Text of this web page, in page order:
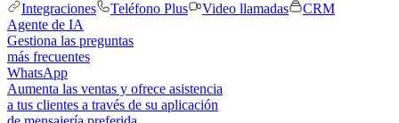
Integraciones
Teléfono Plus Video llamadas
CRM
Agente de IA
Gestiona las preguntas
más frecuentes
WhatsApp
Aumenta las ventas y ofrece asistencia
a tus clientes a través de su aplicación